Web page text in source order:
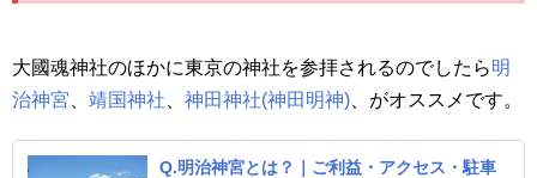
大國魂神社のほかに東京の神社を参拝されるのでしたら明
治神宮
靖国神社 神田神社(神田明神) 、がオススメです。
Q.明治神宮とは？｜ご利益・アクセス・駐車